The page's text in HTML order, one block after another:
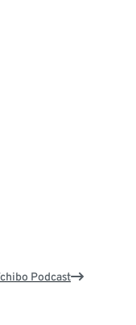
Podcast